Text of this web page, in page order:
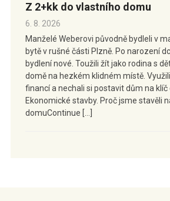
Z 2+kk do vlastního domu
6. 8. 2026
Manželé Weberovi původně bydleli v
bytě v rušné části Plzně. Po narození
bydlení nové. Toužili žít jako rodina s
domě na hezkém klidném místě.
financí a nechali si postavit dům na
Ekonomické stavby. Proč jsme stavěli
domuContinue […]